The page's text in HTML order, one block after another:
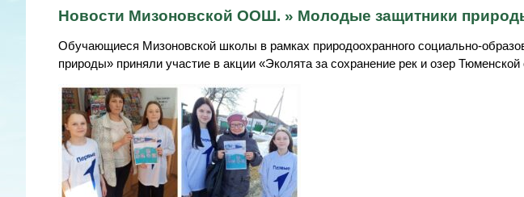
Новости Мизоновской ООШ. » Молодые защитники
Обучающиеся Мизоновской школы в рамках природоохранного социально-
природы» приняли участие в акции «Эколята за сохранение рек и озер